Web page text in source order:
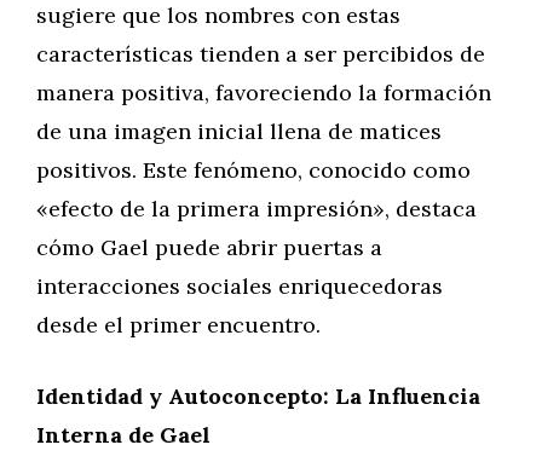
sugiere que los nombres con estas
características tienden a ser percibidos de
manera positiva, favoreciendo la formación
de una imagen inicial llena de matices
positivos. Este fenómeno, conocido como
«efecto de la primera impresión», destaca
cómo Gael puede abrir puertas a
interacciones sociales enriquecedoras
desde el primer encuentro.
Identidad y Autoconcepto: La Influencia
Interna de Gael